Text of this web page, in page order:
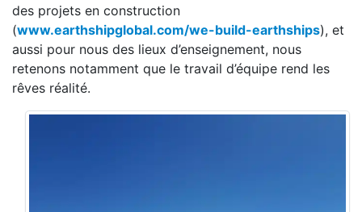
des projets en construction
(www.earthshipglobal.com/we-build-earthships), et
aussi pour nous des lieux d’enseignement, nous
retenons notamment que le travail d’équipe rend les
rêves réalité.